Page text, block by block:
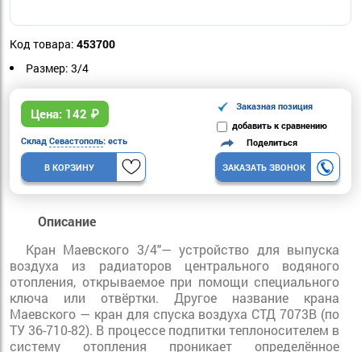
Код товара: 453700
Размер: 3/4
Цена: 142 ₽
Заказная позиция
добавить к сравнению
Склад Севастополь: есть
В КОРЗИНУ
Поделиться
ЗАКАЗАТЬ ЗВОНОК
Описание
Кран Маевского 3/4"— устройство для выпуска
воздуха из радиаторов центрального водяного
отопления, открываемое при помощи специального
ключа или отвёртки. Другое название крана
Маевского — кран для спуска воздуха СТД 7073В (по
ТУ 36-710-82). В процессе подпитки теплоносителем в
систему отопления проникает определённое